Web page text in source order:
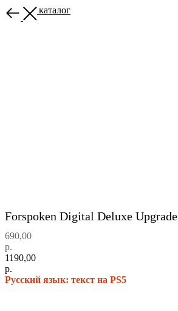
Назад в каталог
Forspoken Digital Deluxe Upgrade
690,00
р.
1190,00
р.
Русский язык: текст на PS5